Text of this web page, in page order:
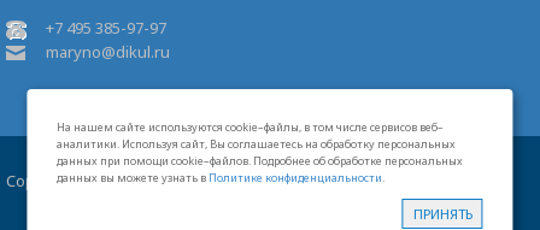
На нашем сайте используются cookie–файлы, в том числе сервисов веб–
аналитики. Используя сайт, Вы соглашаетесь на обработку персональных
данных при помощи cookie–файлов. Подробнее об обработке персональных
данных вы можете узнать в Политике конфиденциальности.
ПРИНЯТЬ
+7 495 385-97-97
maryno@dikul.ru
Copyright 2026 Московские центры В.И.Дикуля®
Лицензии